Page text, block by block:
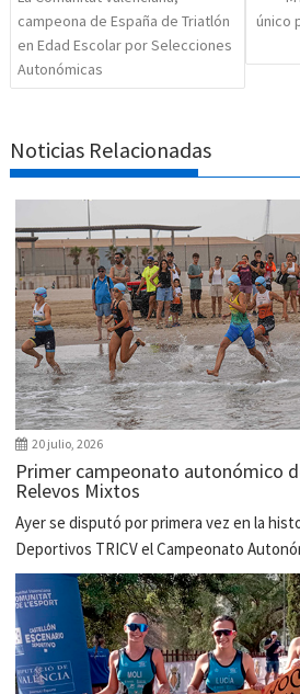
campeona de España de Triatlón
en Edad Escolar por Selecciones
Autonómicas
único
Noticias Relacionadas
20 julio, 2026
Primer campeonato autonómico
Relevos Mixtos
Ayer se disputó por primera vez en la
Deportivos TRICV el Campeonato